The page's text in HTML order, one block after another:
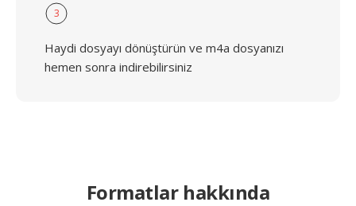
3
Haydi dosyayı dönüştürün ve m4a dosyanızı
hemen sonra indirebilirsiniz
Formatlar hakkında